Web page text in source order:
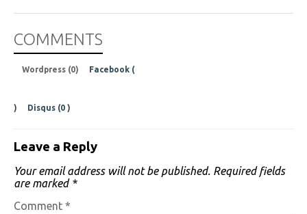
COMMENTS
Wordpress (0) Facebook (
) Disqus (0 )
Leave a Reply
Your email address will not be published. Required fields
are marked *
Comment *